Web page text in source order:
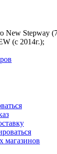
New Stepway
(с 2014г.);
магазинов